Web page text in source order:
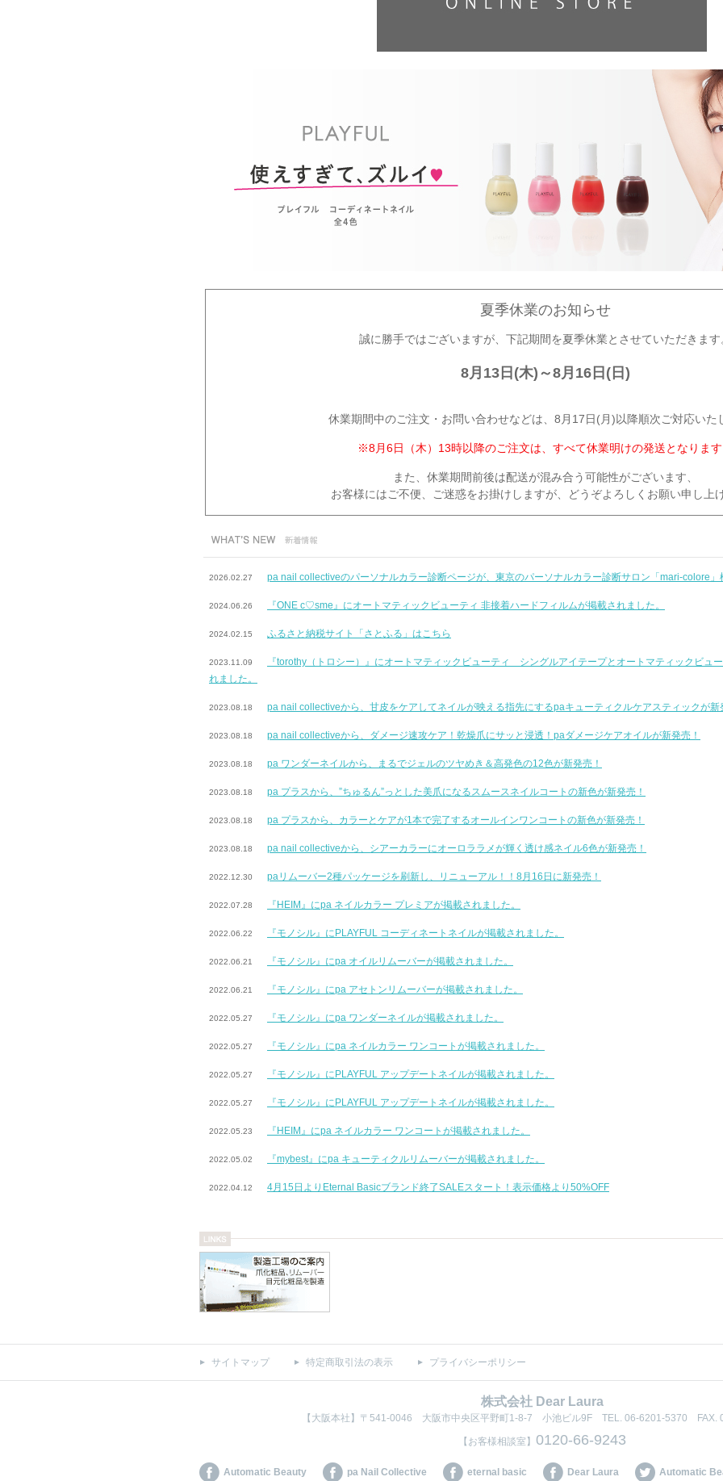
夏季休業のお知らせ
誠に勝手ではございますが、下記期間を夏季休業とさせていただきます
8月13日(木)～8月16日(日)
休業期間中のご注文・お問い合わせなどは、8月17日(月)以降順次ご対応いた
※8月6日（木）13時以降のご注文は、すべて休業明けの発送となりま
また、休業期間前後は配送が混み合う可能性がございます、
お客様にはご不便、ご迷惑をお掛けしますが、どうぞよろしくお願い申し上
2026.02.27 pa nail collectiveのパーソナルカラー診断ページが、東京のパーソナルカラー診断サロン「mari-colore
2024.06.26 『ONE c♡sme』にオートマティックビューティ 非接着ハードフィルムが掲載されました。
2024.02.15 ふるさと納税サイト「さとふる」はこちら
2023.11.09
『torothy（トロシー）』にオートマティックビューティ シングルアイテープとオートマティックビ
れました。
2023.08.18 pa nail collectiveから、甘皮をケアしてネイルが映える指先にするpaキューティクルケアスティックが新
2023.08.18 pa nail collectiveから、ダメージ速攻ケア！乾燥爪にサッと浸透！paダメージケアオイルが新発売！
2023.08.18 pa ワンダーネイルから、まるでジェルのツヤめき＆高発色の12色が新発売！
2023.08.18 pa プラスから、”ちゅるん”っとした美爪になるスムースネイルコートの新色が新発売！
2023.08.18 pa プラスから、カラーとケアが1本で完了するオールインワンコートの新色が新発売！
2023.08.18 pa nail collectiveから、シアーカラーにオーロララメが輝く透け感ネイル6色が新発売！
2022.12.30 paリムーバー2種パッケージを刷新し、リニューアル！！8月16日に新発売！
2022.07.28 『HEIM』にpa ネイルカラー プレミアが掲載されました。
2022.06.22 『モノシル』にPLAYFUL コーディネートネイルが掲載されました。
2022.06.21 『モノシル』にpa オイルリムーバーが掲載されました。
2022.06.21 『モノシル』にpa アセトンリムーバーが掲載されました。
2022.05.27 『モノシル』にpa ワンダーネイルが掲載されました。
2022.05.27 『モノシル』にpa ネイルカラー ワンコートが掲載されました。
2022.05.27 『モノシル』にPLAYFUL アップデートネイルが掲載されました。
2022.05.27 『モノシル』にPLAYFUL アップデートネイルが掲載されました。
2022.05.23 『HEIM』にpa ネイルカラー ワンコートが掲載されました。
2022.05.02 『mybest』にpa キューティクルリムーバーが掲載されました。
2022.04.12 4月15日よりEternal Basicブランド終了SALEスタート！表示価格より50%OFF
サイトマップ 特定商取引法の表示 プライバシーポリシー
株式会社 Dear Laura
【大阪本社】 〒541-0046 大阪市中央区平野町1-8-7 小池ビル9F TEL. 06-6201-5370 FAX.
【お客様相談室】 0120-66-9243
Automatic Beauty pa Nail Collective eternal basic Dear Laura Automatic